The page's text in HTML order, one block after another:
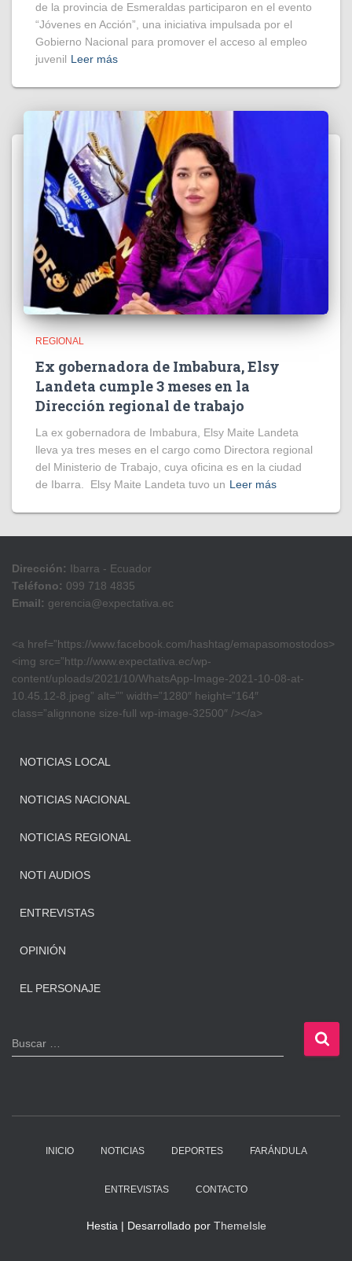
de la provincia de Esmeraldas participaron en el evento
“Jóvenes en Acción”, una iniciativa impulsada por el
Gobierno Nacional para promover el acceso al empleo
juvenil Leer más
REGIONAL
Ex gobernadora de Imbabura, Elsy
Landeta cumple 3 meses en la
Dirección regional de trabajo
La ex gobernadora de Imbabura, Elsy Maite Landeta
lleva ya tres meses en el cargo como Directora regional
del Ministerio de Trabajo, cuya oficina es en la ciudad
de Ibarra. Elsy Maite Landeta tuvo un Leer más
Dirección: Ibarra - Ecuador
Teléfono: 099 718 4835
Email: gerencia@expectativa.ec
<a href=”https://www.facebook.com/hashtag/emapasomostodos>
<img src=”http://www.expectativa.ec/wp-
content/uploads/2021/10/WhatsApp-Image-2021-10-08-at-
10.45.12-8.jpeg” alt=”” width=”1280″ height=”164″
class=”alignnone size-full wp-image-32500″ /></a>
NOTICIAS LOCAL
NOTICIAS NACIONAL
NOTICIAS REGIONAL
NOTI AUDIOS
ENTREVISTAS
OPINIÓN
EL PERSONAJE
B
u
Buscar …
INICIO NOTICIAS DEPORTES FARÁNDULA
ENTREVISTAS CONTACTO
Hestia | Desarrollado por ThemeIsle